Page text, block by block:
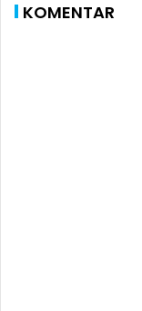
KOMENTAR